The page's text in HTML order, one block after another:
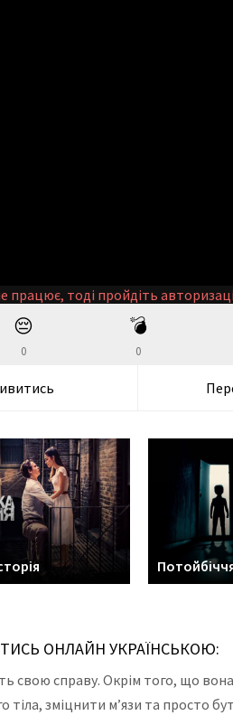
тоді пройдіть
😔
0
💣
0
ОНЛАЙН УКРАЇНСЬКОЮ:
свою справу. Окрім того, що
зміцнити м’язи та просто